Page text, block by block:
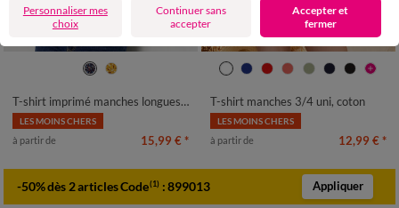
Nouveau coloris
38/40 42/44
T-shirt imprimé manches longues en coton biologique(**)
LES MOINS CHERS
à partir de 15,99 € *
34/36 38/40 42/44
46/48
T-shirt manches 3/4 uni, coton
LES MOINS CHERS
à partir de 12,99 € *
-50% dès 2 articles Code(1) :899013 Appliquer
Personnaliser mes
choix
Continuer sans
accepter
Accepter et
fermer